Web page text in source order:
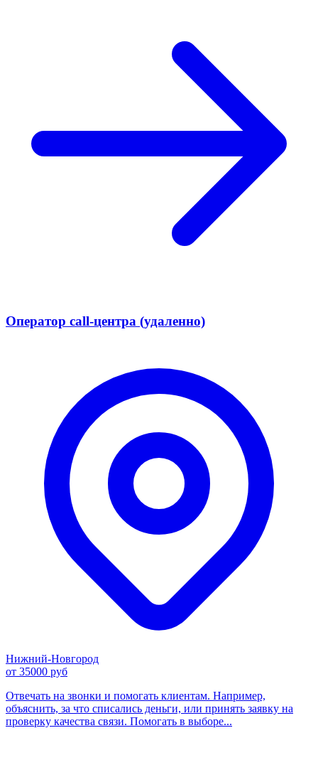
Оператор call-центра (удаленно)
Нижний-Новгород
от 35000 руб
Отвечать на звонки и помогать клиентам. Например,
объяснить, за что списались деньги, или принять заявку на
проверку качества связи. Помогать в выборе...